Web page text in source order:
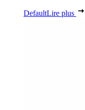
DefaultLire plus